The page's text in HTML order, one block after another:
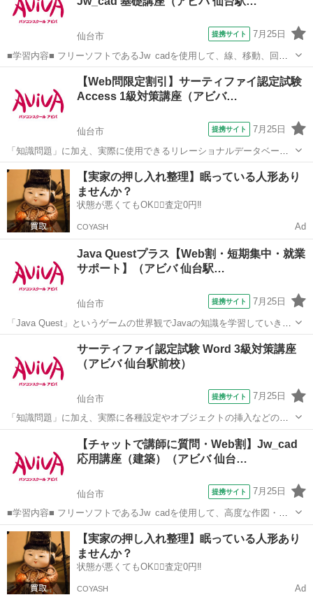
方を学習する講座です。実際のビ...
仙台市 提携サイト 7月25日
■学習内容■ フリーソフトであるJw_cadを使用して、線、移動、回転
などの基本機能や複雑なオブジェクトの作図、作図効率を上げる機
能、寸法の記入、レイアウトと印刷方法などを学習します。 授業で視
聴した映像解説はご自宅のP...
その他
【Web問限定割引】サーティファイ認定試験
Access 1級対策講座（アビバ…
仙台市 提携サイト 7月25日
「知識問題」に加え、実際に使用できるリレーショナルデータベース
を作成する「実技問題」を解くことで、実践的な能力を証明できる資
格制度の、1級対策講座です。
宮城 仙台市 その他
【実家の押し入れ整理】眠っている人形あり
ませんか？
状態が悪くてもOK🙆‍♀️査定0円‼️
COYASH Ad
Java Questプラス【Web割・短期集中・就業
サポート】（アビバ 仙台駅…
仙台市 提携サイト 7月25日
「Java Quest」というゲームの世界観でJavaの知識を学習していきま
す。難しい専門用語も身近な言葉に置き換えて解説するから初学者で
の進め方などが自由に...
サーティファイ認定試験 Word 3級対策講座
（アビバ 仙台駅前校）
仙台市 提携サイト 7月25日
「知識問題」に加え、実際に各種設定やオブジェクトの挿入などの機
能を駆使した文書を作成する「実技問題」を解くことで、実践的な能
力を証明できる資格制度の、3級対策講座です。
【チャットで講師に質問・Web割】Jw_cad
応用講座（建築）（アビバ 仙台…
仙台市 提携サイト 7月25日
■学習内容■ フリーソフトであるJw_cadを使用して、高度な作図・編
集機能やオプション機能を学習し、機能定着のために建築図面の作図
の演習をします。
宮城 仙台市 その他
【実家の押し入れ整理】眠っている人形あり
ませんか？
状態が悪くてもOK🙆‍♀️査定0円‼️
COYASH Ad